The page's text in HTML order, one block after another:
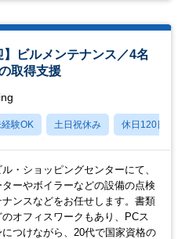
】ビルメンテナンス／4名
取得支援
験OK 土日祝休み 休日120日以上
・ショッピングセンターにて、
ターやボイラーなどの設備の点検
ナンスなどをお任せします。書類
オフィスワークもあり、PCス
につけながら、20代で国家資格の